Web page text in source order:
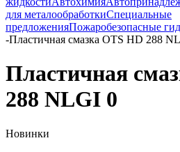
для металообработкиСпециальные
предложенияПожаробезопасные
-Пластичная смазка OTS HD 288
Пластичная
288 NLGI 0
Новинки